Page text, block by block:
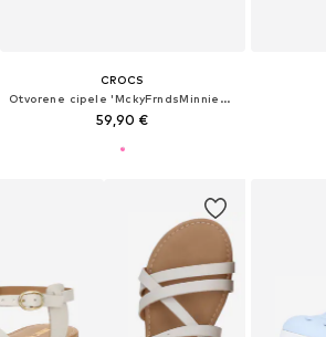
CROCS
Otvorene cipele 'MckyFrndsMinnieCls'
59,90 €